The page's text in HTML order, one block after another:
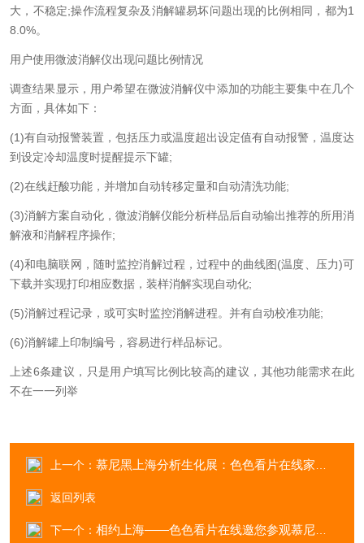
大，不稳定;操作流程复杂及消解罐易坏问题出现的比例相同，都为1
8.0%。
用户使用微波消解仪出现问题比例情况
调查结果显示，用户希望在微波消解仪中添加的功能主要集中在几个
方面，具体如下：
(1)有自动报警装置，包括压力或温度超出设定值有自动报警，温度达
到设定冷却温度时提醒提示下罐;
(2)在线赶酸功能，并增加自动转移定量和自动清洗功能;
(3)消解方案自动化，微波消解仪能分析样品后自动输出推荐的所用消
解液和消解程序操作;
(4)和电脑联网，随时监控消解过程，过程中的曲线图(温度、压力)可
下载并实现打印相应数据，装样消解实现自动化;
(5)消解过程记录，或可实时监控消解进程。并有自动校准功能;
(6)消解罐上印制编号，容易进行样品标记。
上述6条建议，只是用户填写比例比较高的建议，其他功能需求在此
不在一一列举
上一个： 慕尼黑上海分析生化展：色色看片在线家的“小伙伴们”
返回列表
下一个： 相约上海——色色看片在线邀您参观慕尼黑上海分析生化展 ！